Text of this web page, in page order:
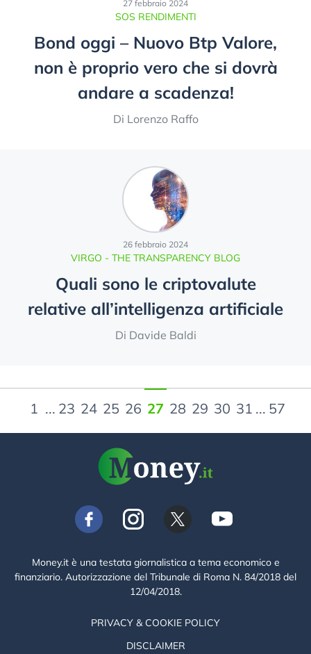
SOS RENDIMENTI
27 febbraio 2024
Bond oggi – Nuovo Btp Valore,
non è proprio vero che si dovrà
andare a scadenza!
Di Lorenzo Raffo
VIRGO - THE TRANSPARENCY BLOG
26 febbraio 2024
Quali sono le criptovalute
relative all’intelligenza artificiale
Di Davide Baldi
1 ... 23 24 25 26 27 28 29 30 31 ... 57
Money.it è una testata giornalistica a tema economico e
finanziario. Autorizzazione del Tribunale di Roma N. 84/2018 del
12/04/2018.
PRIVACY & COOKIE POLICY
DISCLAIMER